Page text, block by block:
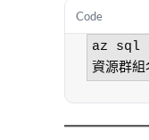
Code
az sql